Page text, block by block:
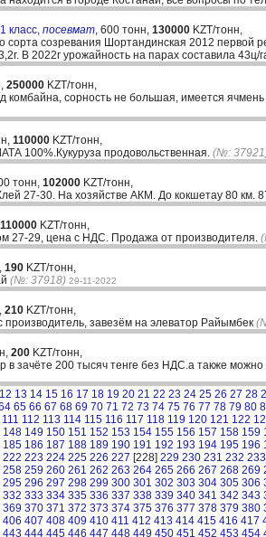
класс, посевмат, 600 тонн, 130000 KZT/тонн,
созревания Шортандинская 2012 первой
В 2022г урожайность на парах составила 43ц/
250000 KZT/тонн,
комбайна, сорность не большая, имеется
110000 KZT/тонн,
продовольственная. (№:
тонн, 102000 KZT/тонн,
27-30. На хозяйстве АКМ. До кокшетау 80 км.
110000 KZT/тонн,
27-29, цена с НДС. Продажа от производителя.
190 KZT/тонн,
(№: 37918) 29-11-2022
210 KZT/тонн,
завезём на элеватор Райымбек
200 KZT/тонн,
в зачёте 200 тысяч тенге без НДС.а также
12 13 14 15 16 17 18 19 20 21 22 23 24 25 26 27 28
65 66 67 68 69 70 71 72 73 74 75 76 77 78 79 80
111 112 113 114 115 116 117 118 119 120 121 122
148 149 150 151 152 153 154 155 156 157 158 159
185 186 187 188 189 190 191 192 193 194 195 196
222 223 224 225 226 227 [228] 229 230 231 232 233
258 259 260 261 262 263 264 265 266 267 268 269
295 296 297 298 299 300 301 302 303 304 305 306
332 333 334 335 336 337 338 339 340 341 342 343
369 370 371 372 373 374 375 376 377 378 379 380
406 407 408 409 410 411 412 413 414 415 416 417
443 444 445 446 447 448 449 450 451 452 453 454